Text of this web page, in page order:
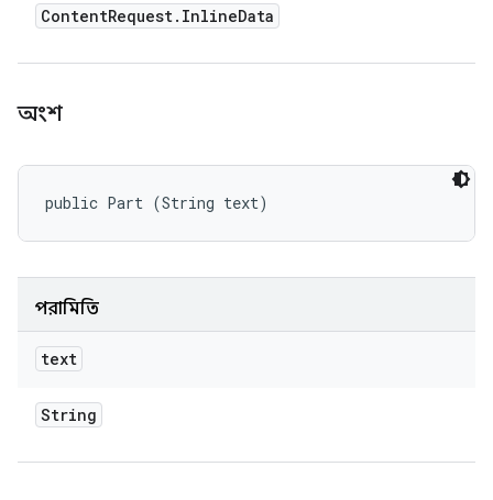
ContentRequest. InlineData
অংশ
public Part (String text)
পরামিতি
text
String